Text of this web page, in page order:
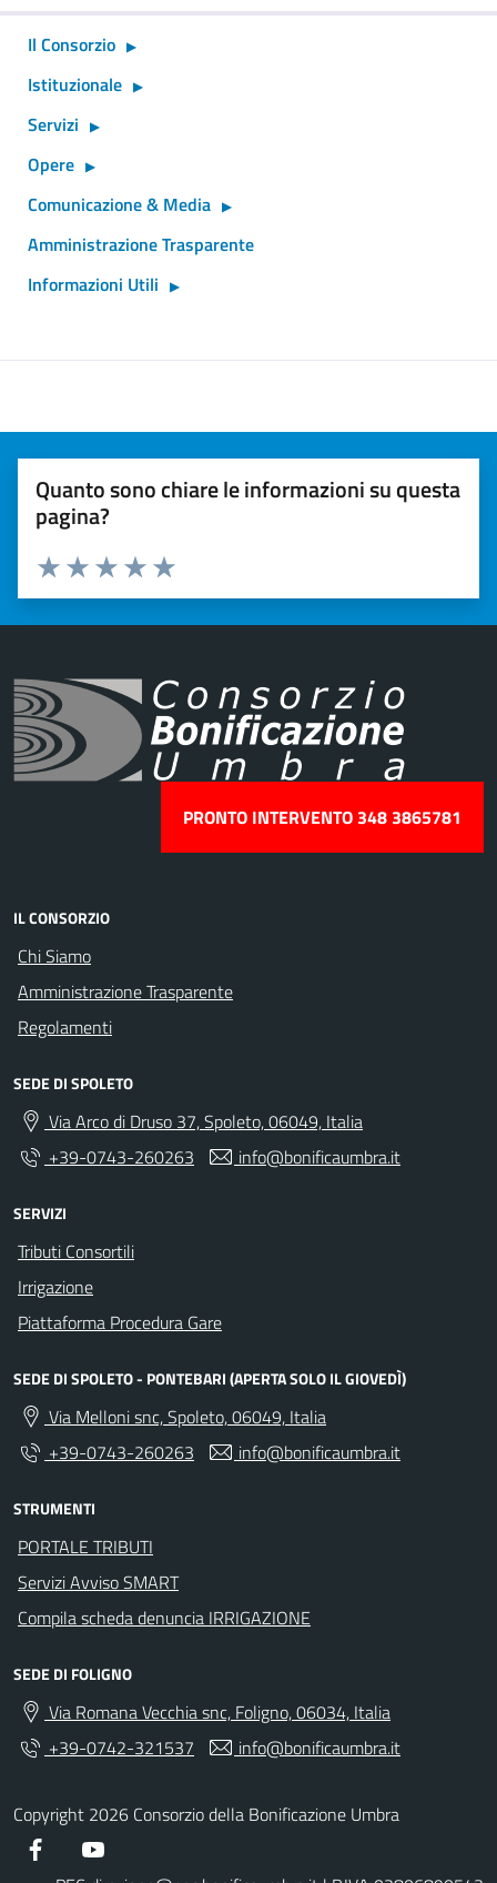
Il Consorzio
Istituzionale
Servizi
Opere
Comunicazione & Media
Amministrazione Trasparente
Informazioni Utili
Quanto sono chiare le informazioni su questa
pagina?
Valuta 5 stelle su 5
Valuta 4 stelle su 5
Valuta 3 stelle su 5
Valuta 2 stelle su 5
Valuta 1 stelle su 5
PRONTO INTERVENTO 348 3865781
IL CONSORZIO
Chi Siamo
Amministrazione Trasparente
Regolamenti
SEDE DI SPOLETO
Via Arco di Druso 37, Spoleto, 06049, Italia
+39-0743-260263
info@bonificaumbra.it
SERVIZI
Tributi Consortili
Irrigazione
Piattaforma Procedura Gare
SEDE DI SPOLETO - PONTEBARI (APERTA SOLO IL GIOVEDÌ)
Via Melloni snc, Spoleto, 06049, Italia
+39-0743-260263
info@bonificaumbra.it
STRUMENTI
PORTALE TRIBUTI
Servizi Avviso SMART
Compila scheda denuncia IRRIGAZIONE
SEDE DI FOLIGNO
Via Romana Vecchia snc, Foligno, 06034, Italia
+39-0742-321537
info@bonificaumbra.it
Copyright 2026 Consorzio della Bonificazione Umbra
Facebook